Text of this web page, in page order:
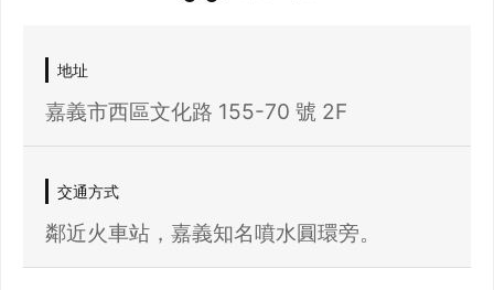
地址
嘉義市西區文化路 155-70 號 2F
交通方式
鄰近火車站，嘉義知名噴水圓環旁。